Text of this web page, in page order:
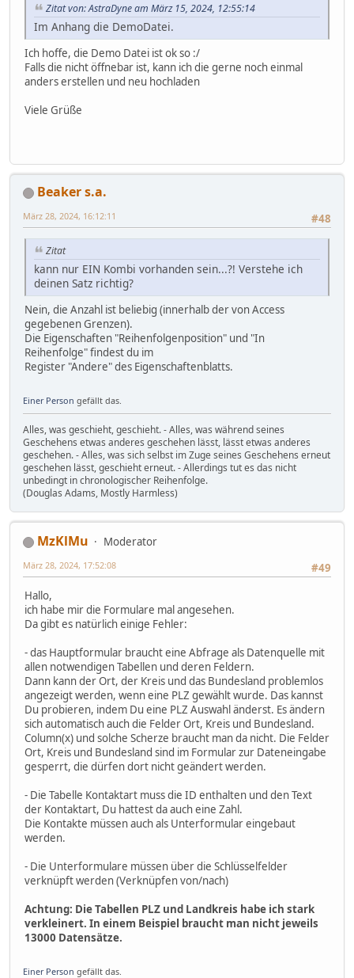
Zitat von: AstraDyne am März 15, 2024, 12:55:14
Im Anhang die DemoDatei.
Ich hoffe, die Demo Datei ist ok so :/
Falls die nicht öffnebar ist, kann ich die gerne noch einmal
anders erstellen und neu hochladen
Viele Grüße
Beaker s.a.
#48
März 28, 2024, 16:12:11
Zitat
kann nur EIN Kombi vorhanden sein...?! Verstehe ich
deinen Satz richtig?
Nein, die Anzahl ist beliebig (innerhalb der von Access
gegebenen Grenzen).
Die Eigenschaften "Reihenfolgenposition" und "In
Reihenfolge" findest du im
Register "Andere" des Eigenschaftenblatts.
Einer Person gefällt das.
Alles, was geschieht, geschieht. - Alles, was während seines
Geschehens etwas anderes geschehen lässt, lässt etwas anderes
geschehen. - Alles, was sich selbst im Zuge seines Geschehens erneut
geschehen lässt, geschieht erneut. - Allerdings tut es das nicht
unbedingt in chronologischer Reihenfolge.
(Douglas Adams, Mostly Harmless)
MzKlMu
Moderator
#49
März 28, 2024, 17:52:08
Hallo,
ich habe mir die Formulare mal angesehen.
Da gibt es natürlich einige Fehler:
- das Hauptformular braucht eine Abfrage als Datenquelle mit
allen notwendigen Tabellen und deren Feldern.
Dann kann der Ort, der Kreis und das Bundesland problemlos
angezeigt werden, wenn eine PLZ gewählt wurde. Das kannst
Du probieren, indem Du eine PLZ Auswahl änderst. Es ändern
sich automatisch auch die Felder Ort, Kreis und Bundesland.
Column(x) und solche Scherze braucht man da nicht. Die Felder
Ort, Kreis und Bundesland sind im Formular zur Dateneingabe
gesperrt, die dürfen dort nicht geändert werden.
- Die Tabelle Kontaktart muss die ID enthalten und den Text
der Kontaktart, Du hattest da auch eine Zahl.
Die Kontakte müssen auch als Unterformular eingebaut
werden.
- Die Unterformulare müssen über die Schlüsselfelder
verknüpft werden (Verknüpfen von/nach)
Achtung: Die Tabellen PLZ und Landkreis habe ich stark
verkleinert. In einem Beispiel braucht man nicht jeweils
13000 Datensätze.
Einer Person gefällt das.